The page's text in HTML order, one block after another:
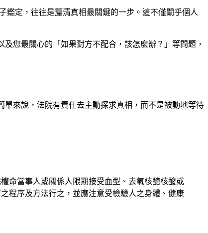
鑑定，往往是釐清真相最關鍵的一步。這不僅關乎個人
您最關心的「如果對方不配合，該怎麼辦？」等問題，
來說，法院有責任去主動探求真相，而不是被動地等待
命當事人或關係人限期接受血型、去氧核醣核酸或
程序及方法行之，並應注意受檢驗人之身體、健康